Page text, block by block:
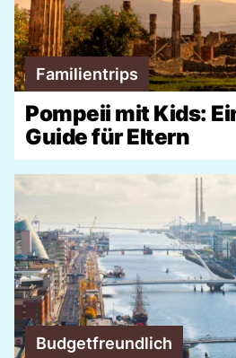
Familientrips
Pompeii mit Kids:
Guide für Eltern
Budgetfreundlich